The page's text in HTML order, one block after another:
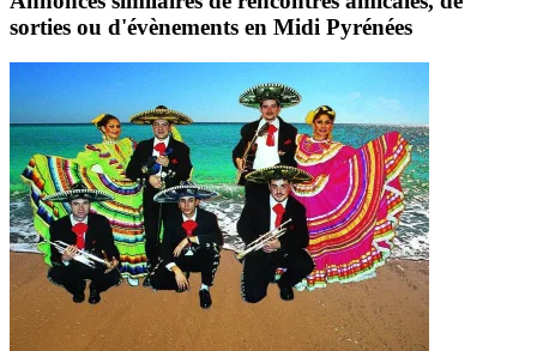
sorties ou d'évènements en Midi Pyrénées